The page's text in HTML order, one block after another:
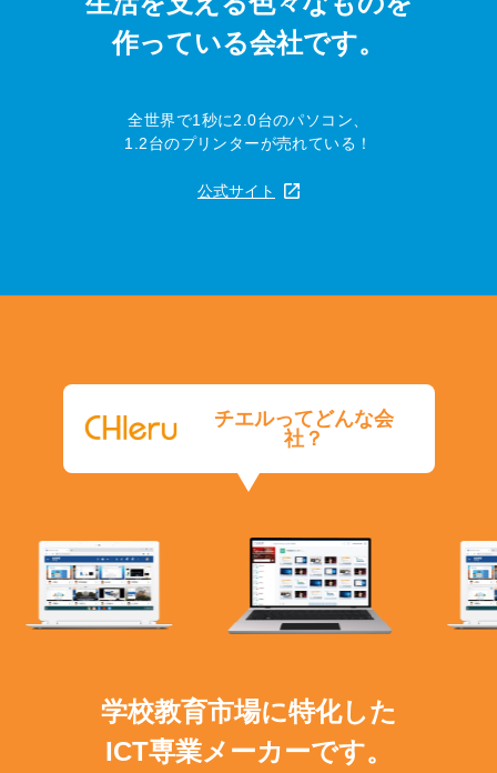
作っている会社です。
全世界で1秒に2.0台のパソコン、
1.2台のプリンターが売れている！
公式サイト
チエルってどんな会
社？
学校教育市場に特化した
ICT専業メーカーです。